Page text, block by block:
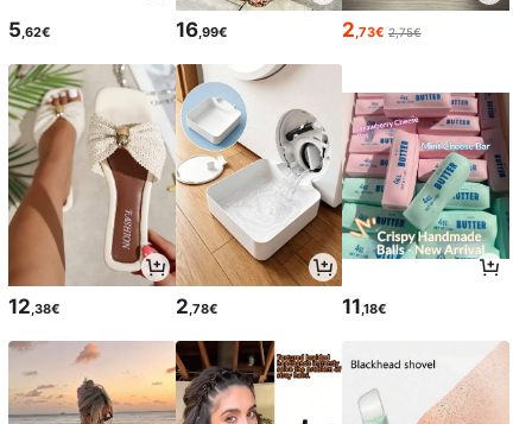
5,62€ 16,99€ 2,73€ 2,75€
12 ,38€ 2 ,78€ 11 ,18€